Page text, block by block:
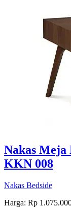
Nakas
KKN 008
Nakas Bedside
Harga: Rp